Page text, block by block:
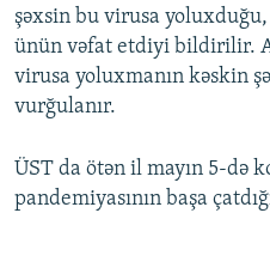
şəxsin bu virusa
ünün vəfat etdiyi bildirilir.
virusa yoluxmanın kəskin
vurğulanır.
ÜST da ötən il mayın 5-də
pandemiyasının başa